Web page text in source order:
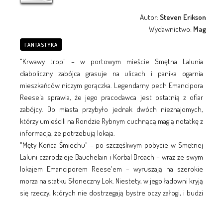
Autor:Steven Erikson
Wydawnictwo: Mag
FANTASTYKA
"Krwawy trop" – w portowym mieście Smętna Lalunia
diaboliczny zabójca grasuje na ulicach i panika ogarnia
mieszkańców niczym gorączka. Legendarny pech Emancipora
Reese'a sprawia, że jego pracodawca jest ostatnią z ofiar
zabójcy. Do miasta przybyło jednak dwóch nieznajomych,
którzy umieścili na Rondzie Rybnym cuchnącą magią notatkę z
informacją, że potrzebują lokaja.
"Męty Końca Śmiechu" – po szczęśliwym pobycie w Smętnej
Laluni czarodzieje Bauchelain i Korbal Broach – wraz ze swym
lokajem Emanciporem Reese'em – wyruszają na szerokie
morza na statku Słoneczny Lok. Niestety, w jego ładowni kryją
się rzeczy, których nie dostrzegają bystre oczy załogi, i budzi